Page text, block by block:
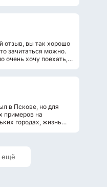
отзыв, вы так хорошо
зачитаться можно.
очень хочу поехать,
в Пскове, но для
примеров на
городах, жизнь
ещё